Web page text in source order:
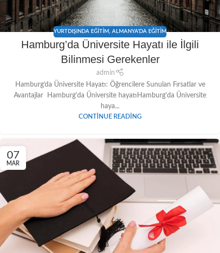
YURTDIŞINDA EĞITIM ALMANYA'DA EĞITIM
Hamburg’da Üniversite Hayatı ile İlgili
Bilinmesi Gerekenler
admin
Hamburg’da Üniversite Hayatı: Öğrencilere Sunulan Fırsatlar ve
Avantajlar Hamburg'da Üniversite hayatıHamburg'da Üniversite
haya...
CONTINUE READING
07
MAR